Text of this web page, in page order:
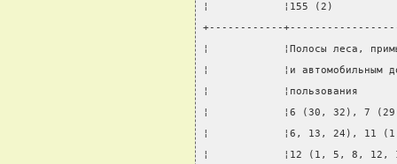
¦            ¦155 (2)
+------------
¦            ¦Полосы леса,
¦            ¦и
¦
¦            ¦6 (30, 32), 7 (29,
¦            ¦6, 13, 24), 11
¦            ¦12 (1, 5, 8, 12,